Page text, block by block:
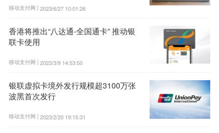
移动支付网 | 2023/6/27 10:01:26
香港将推出“八达通-全国通卡” 推动银
联卡使用
移动支付网 | 2023/3/9 14:53:50
银联虚拟卡境外发行规模超3100万张
波黑首次发行
移动支付网 | 2023/2/20 19:15:31